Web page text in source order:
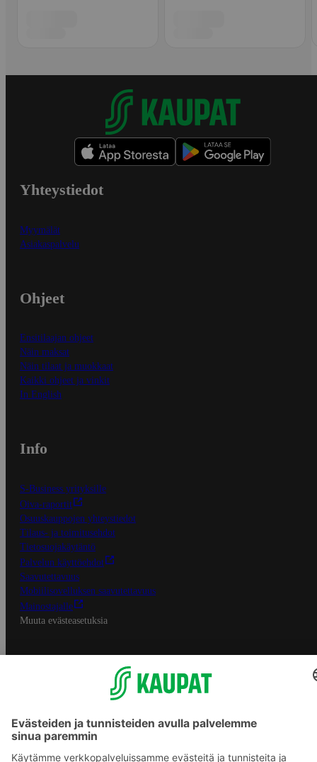
Yhteystiedot
Myymälät
Asiakaspalvelu
Ohjeet
Ensitilaajan ohjeet
Näin maksat
Näin tilaat ja muokkaat
Kaikki ohjeet ja vinkit
In English
Info
S-Business yrityksille
Oiva-raportit
Osuuskauppojen yhteystiedot
Tilaus- ja toimitusehdot
Tietosuojakäytäntö
Palvelun käyttöehdot
Saavutettavuus
Mobiilisovelluksen saavutettavuus
Mainostajalle
Muuta evästeasetuksia
S-ryhmän palvelut
Asiakasomistajuus